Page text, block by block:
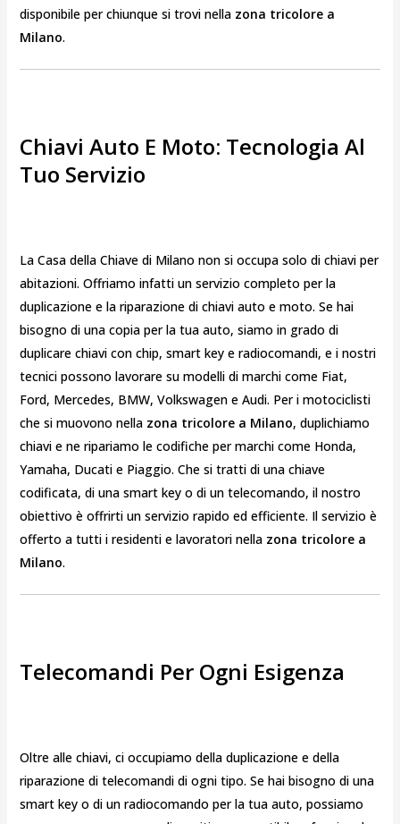
disponibile per chiunque si trovi nella zona tricolore a
Milano.
Chiavi Auto E Moto: Tecnologia Al
Tuo Servizio
La Casa della Chiave di Milano non si occupa solo di chiavi per
abitazioni. Offriamo infatti un servizio completo per la
duplicazione e la riparazione di chiavi auto e moto. Se hai
bisogno di una copia per la tua auto, siamo in grado di
duplicare chiavi con chip, smart key e radiocomandi, e i nostri
tecnici possono lavorare su modelli di marchi come Fiat,
Ford, Mercedes, BMW, Volkswagen e Audi. Per i motociclisti
che si muovono nella zona tricolore a Milano, duplichiamo
chiavi e ne ripariamo le codifiche per marchi come Honda,
Yamaha, Ducati e Piaggio. Che si tratti di una chiave
codificata, di una smart key o di un telecomando, il nostro
obiettivo è offrirti un servizio rapido ed efficiente. Il servizio è
offerto a tutti i residenti e lavoratori nella zona tricolore a
Milano.
Telecomandi Per Ogni Esigenza
Oltre alle chiavi, ci occupiamo della duplicazione e della
riparazione di telecomandi di ogni tipo. Se hai bisogno di una
smart key o di un radiocomando per la tua auto, possiamo